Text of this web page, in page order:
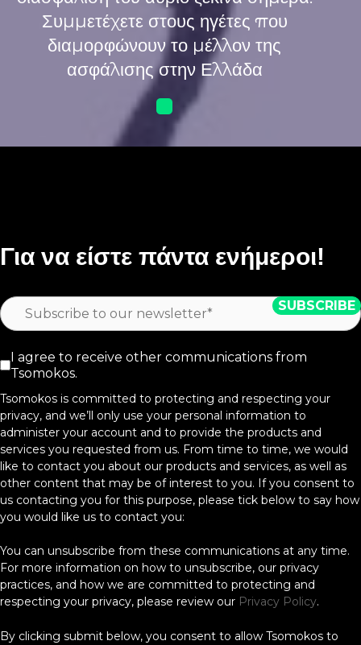
Συμμετέχετε στους ηγέτες που
διαμορφώνουν το μέλλον της
ασφάλισης στην Ελλάδα
Για να είστε πάντα ενήμεροι!
I agree to receive other communications from
Tsomokos.
Tsomokos is committed to protecting and respecting your
privacy, and we’ll only use your personal information to
administer your account and to provide the products and
services you requested from us. From time to time, we would
like to contact you about our products and services, as well as
other content that may be of interest to you. If you consent to
us contacting you for this purpose, please tick below to say how
you would like us to contact you:
You can unsubscribe from these communications at any time.
For more information on how to unsubscribe, our privacy
practices, and how we are committed to protecting and
respecting your privacy, please review our Privacy Policy.
By clicking submit below, you consent to allow Tsomokos to